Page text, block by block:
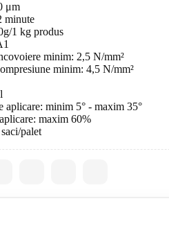
μm
minute
1 kg produs
minim: 2,5 N/mm²
minim: 4,5 N/mm²
aplicare: minim 5° - maxim 35°
maxim 60%
palet